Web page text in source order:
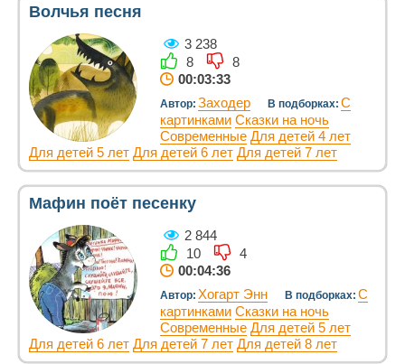
Волчья песня
3 238
8
8
00:03:33
Автор: Заходер В подборках: С
картинками Сказки на ночь
Современные Для детей 4 лет
Для детей 5 лет Для детей 6 лет Для детей 7 лет
Мафин поёт песенку
2 844
10
4
00:04:36
Автор: Хогарт Энн В подборках: С
картинками Сказки на ночь
Современные Для детей 5 лет
Для детей 6 лет Для детей 7 лет Для детей 8 лет